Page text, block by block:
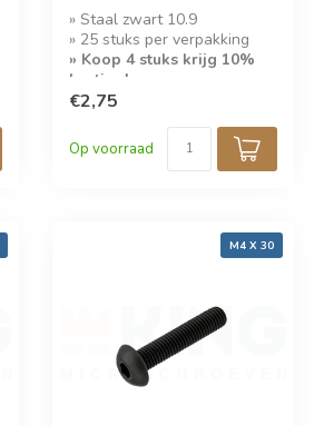
» Staal zwart 10.9
» 25 stuks per verpakking
» Koop 4 stuks krijg 10%
korting!
€2,75
Op voorraad
M4 X 30